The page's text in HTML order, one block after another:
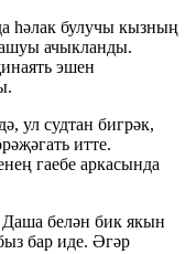
һәлак булучы кызның
ачыкланды.
эшен
ул судтан бигрәк,
итте.
гаебе аркасында
белән бик якын
бар иде. Әгәр